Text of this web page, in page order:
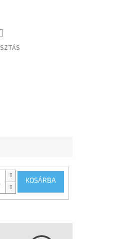
KOSÁRBA